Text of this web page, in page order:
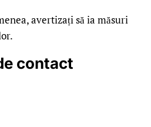
avertizați să ia măsuri
contact